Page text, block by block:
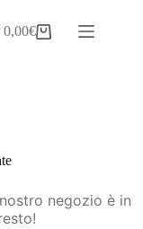
Carrello
0,00€
negozio è in